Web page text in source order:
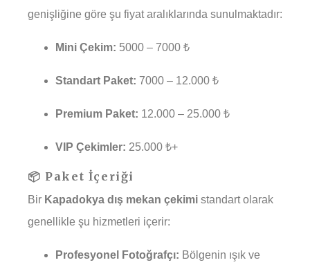
genişliğine göre şu fiyat aralıklarında sunulmaktadır:
Mini Çekim: 5000 – 7000 ₺
Standart Paket: 7000 – 12.000 ₺
Premium Paket: 12.000 – 25.000 ₺
VIP Çekimler: 25.000 ₺+
📦 Paket İçeriği
Bir Kapadokya dış mekan çekimi standart olarak
genellikle şu hizmetleri içerir:
Profesyonel Fotoğrafçı: Bölgenin ışık ve